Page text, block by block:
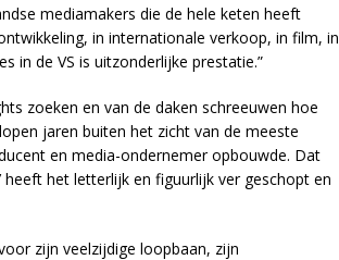
mediamakers die de hele keten heeft
in internationale verkoop, in film, in
in de VS is uitzonderlijke prestatie.”
zoeken en van de daken schreeuwen hoe
jaren buiten het zicht van de meeste
en media-ondernemer opbouwde. Dat
heeft het letterlijk en figuurlijk ver geschopt en
zijn veelzijdige loopbaan, zijn